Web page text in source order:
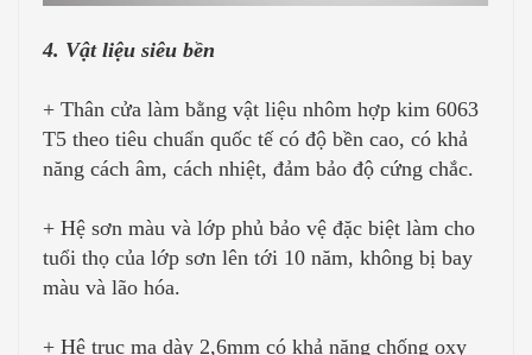
4. Vật liệu siêu bền
+ Thân cửa làm bằng vật liệu nhôm hợp kim 6063
T5 theo tiêu chuẩn quốc tế có độ bền cao, có khả
năng cách âm, cách nhiệt, đảm bảo độ cứng chắc.
+ Hệ sơn màu và lớp phủ bảo vệ đặc biệt làm cho
tuổi thọ của lớp sơn lên tới 10 năm, không bị bay
màu và lão hóa.
+ Hệ trục mạ dày 2,6mm có khả năng chống oxy